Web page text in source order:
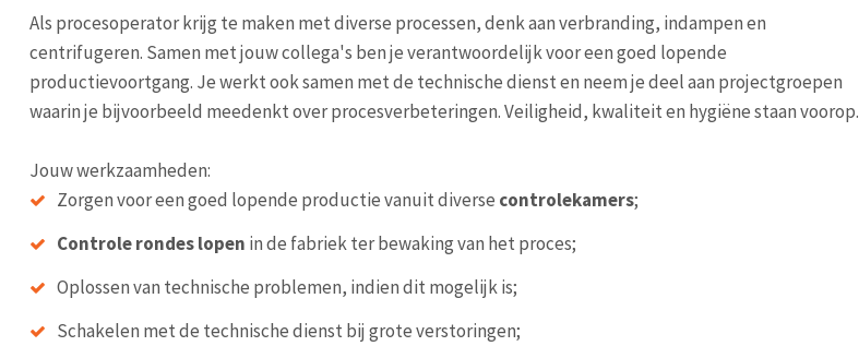
Als procesoperator krijg te maken met diverse processen, denk aan verbranding, indampen en
centrifugeren. Samen met jouw collega's ben je verantwoordelijk voor een goed lopende
productievoortgang. Je werkt ook samen met de technische dienst en neem je deel aan projectgroepen
waarin je bijvoorbeeld meedenkt over procesverbeteringen. Veiligheid, kwaliteit en hygiëne staan voorop.
Jouw werkzaamheden:
Zorgen voor een goed lopende productie vanuit diverse controlekamers;
Controle rondes lopen in de fabriek ter bewaking van het proces;
Oplossen van technische problemen, indien dit mogelijk is;
Schakelen met de technische dienst bij grote verstoringen;